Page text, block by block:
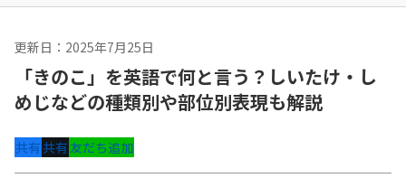
更新日：2025年7月25日
「きのこ」を英語で何と言う？しいたけ・し
めじなどの種類別や部位別表現も解説
共有共有友だち追加